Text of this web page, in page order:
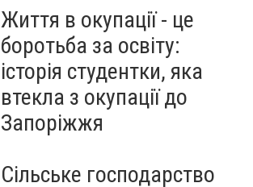
Життя в окупації - це
боротьба за освіту:
історія студентки, яка
втекла з окупації до
Запоріжжя
Сільське господарство